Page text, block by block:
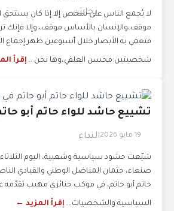
لا يُجمع الناس على شخص إلا إذا كان يستحق
موقف،والإنسان بالأساس موقف، وإلا فإنك تراه
فتعمي به الأبصار.خلال أسبوعين ظهر إجماع
شخصيتين:محسن العلفي،وها نحن... إقرأ
تشييع حاشد للواء حاتم أبو
19 مايو 2026 النداء
شيّعت حشود سياسية وشعبية، اليوم
صنعاء، جثمان المناضل الوطني والقيادي
حاتم أبو حاتم، في موكب جنائزي مهيب تقدّمه
السياسية والشخصيات... إقرأ المزيد ←